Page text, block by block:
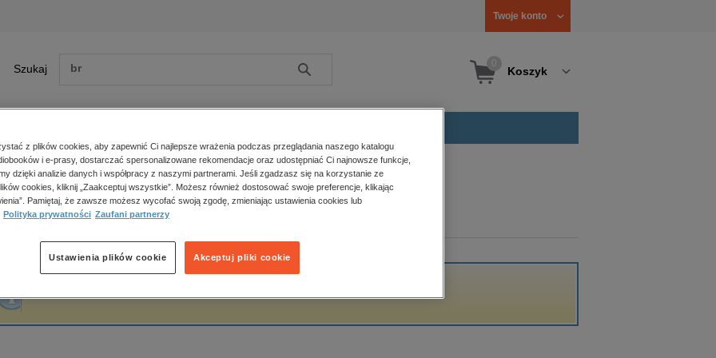
Twoje konto
Szukaj Szukaj Koszyk
Zobacz wszystkie E-prasa
polityka, społeczno-informacyjne
psychologiczne
popularno-naukowe
historia
główna A.P. Mist
Mist
z plików cookies, aby zapewnić Ci najlepsze wrażenia podczas przeglądania naszego katalogu
i e-prasy, dostarczać spersonalizowane rekomendacje oraz udostępniać Ci najnowsze funkcje,
dzięki analizie danych i współpracy z naszymi partnerami. Jeśli zgadzasz się na korzystanie ze
cookies, kliknij „Zaakceptuj wszystkie”. Możesz również dostosować swoje preferencje, klikając
Pamiętaj, że zawsze możesz wycofać swoją zgodę, zmieniając ustawienia cookies lub
Polityka prywatności Zaufani partnerzy
Akceptuj pliki cookie
Ustawienia plików cookie